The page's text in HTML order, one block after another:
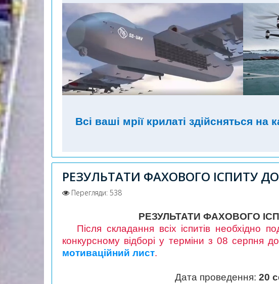
Всі ваші мрії крилаті здійсняться
РЕЗУЛЬТАТИ ФАХОВОГО ІСПИТУ
Перегляди: 538
РЕЗУЛЬТАТИ ФАХОВОГО
Після складання всіх іспитів необхідно
конкурсному відборі у терміни з 08 серпня
мотиваційний лист.
Дата проведення:20